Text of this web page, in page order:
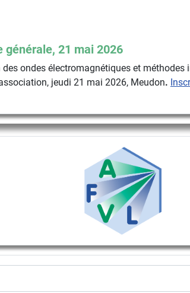
21 mai 2026
ondes électromagnétiques et
jeudi 21 mai 2026, Meudon.